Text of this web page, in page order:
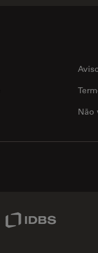
Não
IDBS Link